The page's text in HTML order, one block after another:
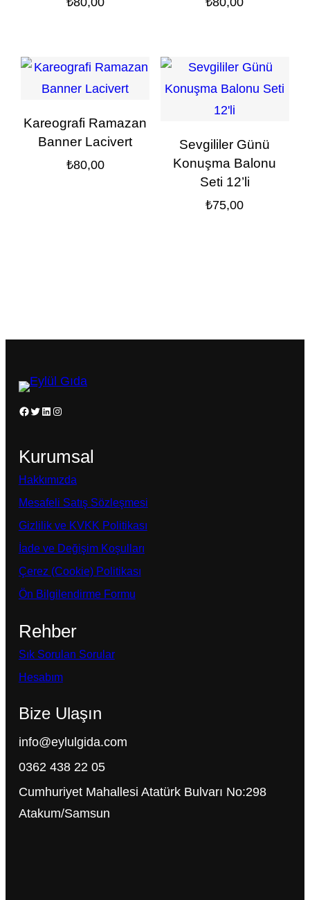
Kareografi Ramazan
Banner Lacivert
₺80,00
Sevgililer Günü
Konuşma Balonu
Seti 12’li
₺75,00
Facebook Twitter LinkedIn Instagram
Kurumsal
Hakkımızda
Mesafeli Satış Sözleşmesi
Gizlilik ve KVKK Politikası
İade ve Değişim Koşulları
Çerez (Cookie) Politikası
Ön Bilgilendirme Formu
Rehber
Sık Sorulan Sorular
Hesabım
Bize Ulaşın
info@eylulgida.com
0362 438 22 05
Cumhuriyet Mahallesi Atatürk Bulvarı No:298
Atakum/Samsun